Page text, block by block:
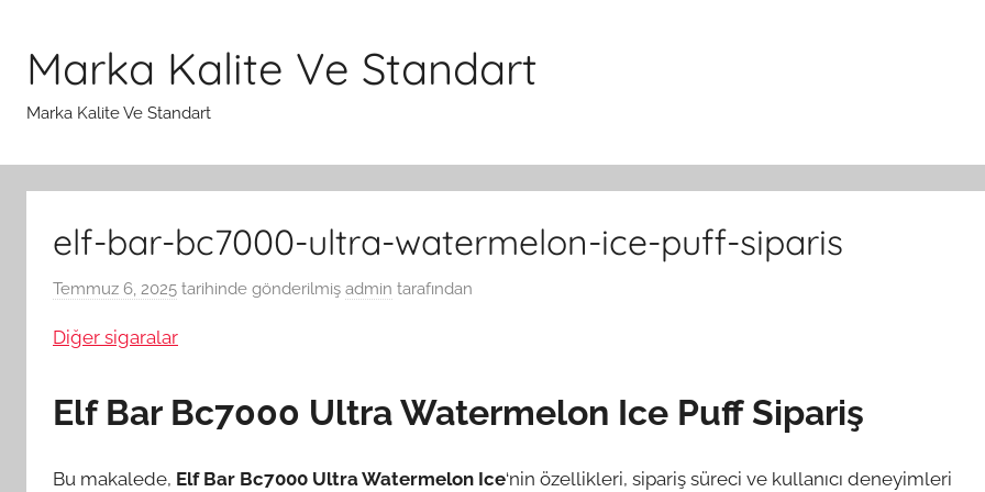
Marka Kalite Ve Standart
Marka Kalite Ve Standart
elf-bar-bc7000-ultra-watermelon-ice-puff-siparis
Temmuz 6, 2025 tarihinde gönderilmiş admin tarafından
Diğer sigaralar
Elf Bar Bc7000 Ultra Watermelon Ice Puff Sipariş
Bu makalede, Elf Bar Bc7000 Ultra Watermelon Ice‘nin özellikleri, sipariş süreci ve kullanıcı deneyimleri